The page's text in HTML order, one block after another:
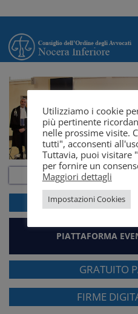
ACCEDI ALLA
PIATTAFORMA
GRATUITO
FIRME
Utilizziamo i cookie
più pertinente
nelle prossime visite.
tutti", acconsenti
Tuttavia, puoi visitare
per fornire un
Maggiori dettagli
Impostazioni Cookies